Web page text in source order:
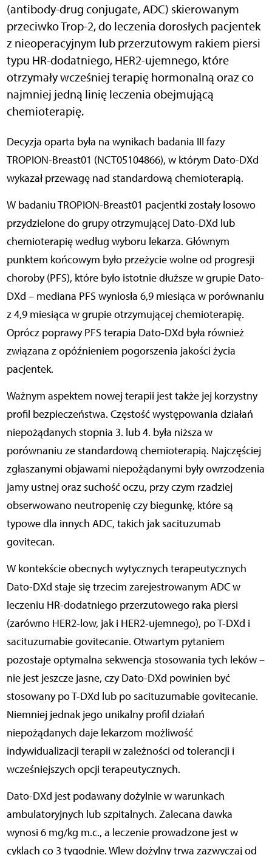
(antibody-drug conjugate, ADC) skierowanym
przeciwko Trop-2, do leczenia dorosłych pacjentek
z nieoperacyjnym lub przerzutowym rakiem piersi
typu HR-dodatniego, HER2-ujemnego, które
otrzymały wcześniej terapię hormonalną oraz co
najmniej jedną linię leczenia obejmującą
chemioterapię.
Decyzja oparta była na wynikach badania III fazy
TROPION-Breast01 (NCT05104866), w którym Dato-DXd
wykazał przewagę nad standardową chemioterapią.
W badaniu TROPION-Breast01 pacjentki zostały losowo
przydzielone do grupy otrzymującej Dato-DXd lub
chemioterapię według wyboru lekarza. Głównym
punktem końcowym było przeżycie wolne od progresji
choroby (PFS), które było istotnie dłuższe w grupie Dato-
DXd – mediana PFS wyniosła 6,9 miesiąca w porównaniu
z 4,9 miesiąca w grupie otrzymującej chemioterapię.
Oprócz poprawy PFS terapia Dato-DXd była również
związana z opóźnieniem pogorszenia jakości życia
pacjentek.
Ważnym aspektem nowej terapii jest także jej korzystny
profil bezpieczeństwa. Częstość występowania działań
niepożądanych stopnia 3. lub 4. była niższa w
porównaniu ze standardową chemioterapią. Najczęściej
zgłaszanymi objawami niepożądanymi były owrzodzenia
jamy ustnej oraz suchość oczu, przy czym rzadziej
obserwowano neutropenię czy biegunkę, które są
typowe dla innych ADC, takich jak sacituzumab
govitecan.
W kontekście obecnych wytycznych terapeutycznych
Dato-DXd staje się trzecim zarejestrowanym ADC w
leczeniu HR-dodatniego przerzutowego raka piersi
(zarówno HER2-low, jak i HER2-ujemnego), po T-DXd i
sacituzumabie govitecanie. Otwartym pytaniem
pozostaje optymalna sekwencja stosowania tych leków –
nie jest jeszcze jasne, czy Dato-DXd powinien być
stosowany po T-DXd lub po sacituzumabie govitecanie.
Niemniej jednak jego unikalny profil działań
niepożądanych daje lekarzom możliwość
indywidualizacji terapii w zależności od tolerancji i
wcześniejszych opcji terapeutycznych.
Dato-DXd jest podawany dożylnie w warunkach
ambulatoryjnych lub szpitalnych. Zalecana dawka
wynosi 6 mg/kg m.c., a leczenie prowadzone jest w
cyklach co 3 tygodnie. Wlew dożylny trwa zazwyczaj od